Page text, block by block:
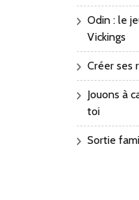
Odin : le
Vickings
Créer ses
Jouons à
toi
Sortie